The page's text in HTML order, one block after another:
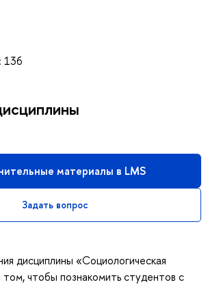
136
материалы в LMS
Задать вопрос
дисциплины «Социологическая
чтобы познакомить студентов с